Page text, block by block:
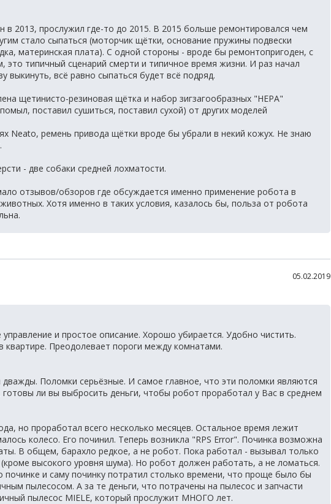
в 2013, прослужил где-то до 2015. В 2015 больше ремонтировался чем
стало сыпаться (моторчик щётки, основание пружины подвески
материнская плата). С одной стороны - вроде бы ремонтопригоден, с
это типичный сценарий смерти и типичное время жизни. И раз начал
выкинуть, всё равно сыпаться будет всё подряд.
щетинисто-резиновая щётка и набор зигзагообразных "HEPA"
поставил сушиться, поставил сухой) от других моделей
Neato, ремень привода щётки вроде бы убрали в некий кожух. Не знаю
- две собаки средней лохматости.
отзывов/обзоров где обсуждается именно применение робота в
Хотя именно в таких условия, казалось бы, польза от робота
05.02.2019
и простое описание. Хорошо убирается. Удобно чистить.
квартире. Преодолевает пороги между комнатами.
Поломки серьёзные. И самое главное, что эти поломки являются
ли вы выбросить деньги, чтобы робот проработал у Вас в среднем
но проработал всего несколько месяцев. Остальное время лежит
колесо. Его починил. Теперь возникла "RPS Error". Починка возможна
В общем, барахло редкое, а не робот. Пока работал - вызывал только
высокого уровня шума). Но робот должен работать, а не ломаться.
починке и саму починку потратил столько времени, что проще было бы
пылесосом. А за те деньги, что потрачены на пылесос и запчасти
пылесос MIELE, который прослужит МНОГО лет.